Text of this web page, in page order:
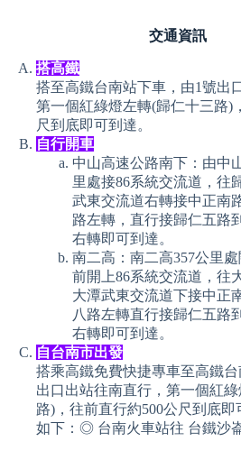
交通資訊
搭高鐵
搭至高鐵台南站下車，由1號出
第一個紅綠燈左轉(歸仁十三路)
尺到底即可到達。
自行開車
中山高速公路南下：由中
里處接86系統交流道，往
武東交流道右轉接中正南
路左轉，直行接歸仁五路
右轉即可到達。
南二高：南二高357公里
前開上86系統交流道，往
大潭武東交流道下接中正
八路左轉直行接歸仁五路
右轉即可到達。
自台南市出發
搭乘高鐵免費快捷專車至高鐵
出口出站往南直行，第一個紅
路)，往前直行約500公尺到底
如下：◎ 台南火車站往 台鐵沙